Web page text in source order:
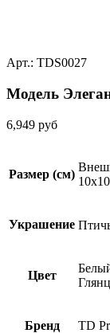
Арт.: TDS0027
Модель
6,949 руб
Размер (см)
Украшение
Цвет
Бренд TD